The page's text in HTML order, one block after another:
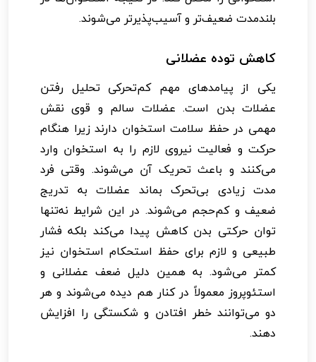
بلندمدت ضعیف‌تر و آسیب‌پذیرتر می‌شوند.
کاهش توده عضلانی
یکی از پیامدهای مهم کم‌تحرکی تحلیل رفتن
عضلات بدن است. عضلات سالم و قوی نقش
مهمی در حفظ سلامت استخوان دارند زیرا هنگام
حرکت و فعالیت نیروی لازم را به استخوان وارد
می‌کنند و باعث تحریک آن می‌شوند. وقتی فرد
مدت زیادی بی‌تحرک بماند عضلات به تدریج
ضعیف و کم‌حجم می‌شوند. در این شرایط نه‌تنها
توان حرکتی بدن کاهش پیدا می‌کند بلکه فشار
طبیعی و لازم برای حفظ استحکام استخوان نیز
کمتر می‌شود. به همین دلیل ضعف عضلانی و
استئوپروز معمولاً در کنار هم دیده می‌شوند و هر
دو می‌توانند خطر افتادن و شکستگی را افزایش
دهند.